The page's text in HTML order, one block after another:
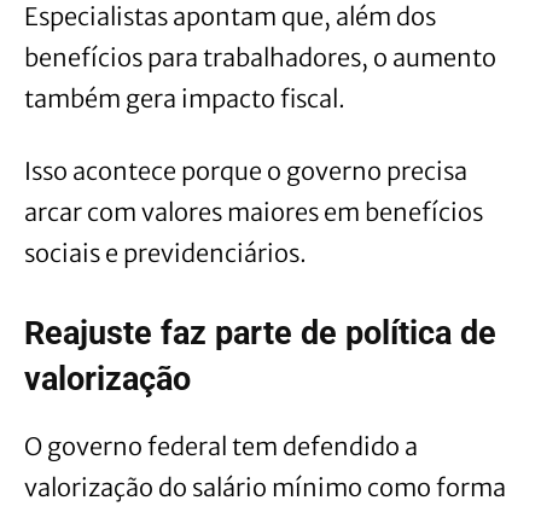
Especialistas apontam que, além dos
benefícios para trabalhadores, o aumento
também gera impacto fiscal.
Isso acontece porque o governo precisa
arcar com valores maiores em benefícios
sociais e previdenciários.
Reajuste faz parte de política de
valorização
O governo federal tem defendido a
valorização do salário mínimo como forma